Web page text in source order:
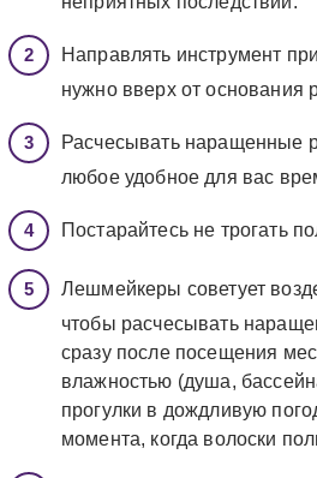
Направлять инструмент
нужно вверх от основания
Расчесывать наращенные
любое удобное для вас
Постарайтесь не трогать
Лешмейкеры советует
чтобы расчесывать
сразу после посещения
влажностью (душа,
прогулки в дождливую
момента, когда волоски